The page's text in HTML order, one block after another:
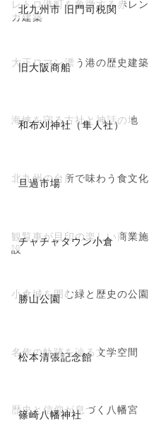
北九州市 旧門司税関
レトロ港町を象徴する赤レン
ガ建築
旧大阪商船
大正ロマン漂う港の歴史建築
和布刈神社（隼人社）
海峡を守る古社と神話の地
旦過市場
北九州の台所で味わう食文化
チャチャタウン小倉
観覧車が目印の楽しい商業施
設
勝山公園
小倉城を囲む緑と歴史の公園
松本清張記念館
名作の軌跡を辿る文学空間
篠崎八幡神社
歴史と信仰が息づく八幡宮